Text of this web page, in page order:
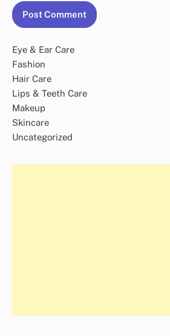
Eye & Ear Care
Fashion
Hair Care
Lips & Teeth Care
Makeup
Skincare
Uncategorized